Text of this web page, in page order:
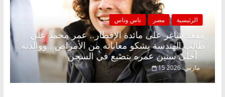
الرئيسية مصر ناس وناس
مقعد شاغر على مائدة الإفطار.. عمر محمد علي
طالب الهندسة يشكو معاناته من الأمراض.. ووالدته:
أحلى سنين عمره بتضيع في السجن
15 مارس، 2026